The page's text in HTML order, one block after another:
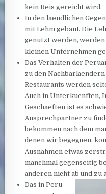
kein Reis gereicht wird.
In den laendlichen
mit Lehm gebaut. Die
genutzt werden, werden
kleinen Unternehmen
Das Verhalten der
zu den
Restaurants werden
Auch in Unterkuenften,
Geschaeften ist es
Ansprechpartner zu
bekommen nach dem
denen wir begegnen,
Ausnahmen etwas
manchmal gegenseitig
anderen nicht ab und zu
Das in Peru